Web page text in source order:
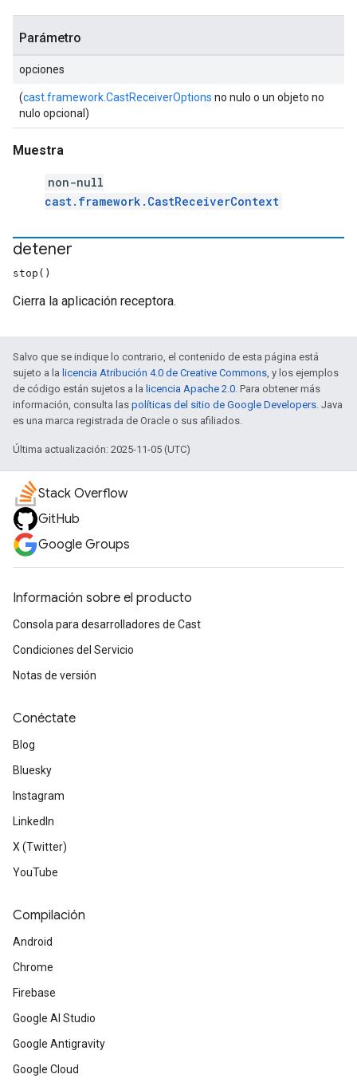
Parámetro
opciones
(cast.framework.CastReceiverOptions no nulo o un objeto no
nulo opcional)
Muestra
non-null
cast.framework.CastReceiverContext
detener
stop()
Cierra la aplicación receptora.
Salvo que se indique lo contrario, el contenido de esta página está
sujeto a la licencia Atribución 4.0 de Creative Commons, y los ejemplos
de código están sujetos a la licencia Apache 2.0. Para obtener más
información, consulta las políticas del sitio de Google Developers. Java
es una marca registrada de Oracle o sus afiliados.
Última actualización: 2025-11-05 (UTC)
Stack Overflow
GitHub
Google Groups
Información sobre el producto
Consola para desarrolladores de Cast
Condiciones del Servicio
Notas de versión
Conéctate
Blog
Bluesky
Instagram
LinkedIn
X (Twitter)
YouTube
Compilación
Android
Chrome
Firebase
Google AI Studio
Google Antigravity
Google Cloud